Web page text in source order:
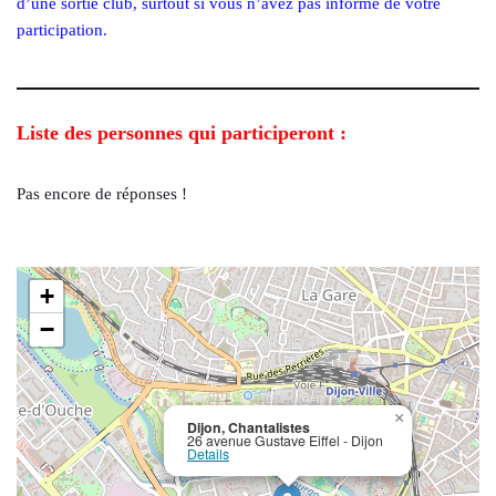
participation.
Liste des personnes qui participeront :
Pas encore de réponses !
Dijon, Chantalistes
26 avenue Gustave Eiffel - Dijon
Details
×
+
−